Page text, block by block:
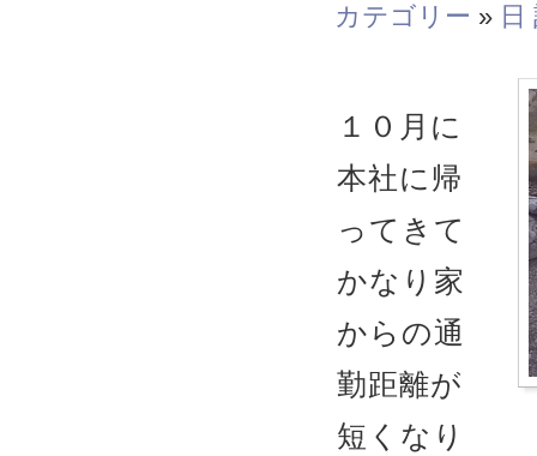
カテゴリー » 日
１０月に
本社に帰
ってきて
かなり家
からの通
勤距離が
短くなり